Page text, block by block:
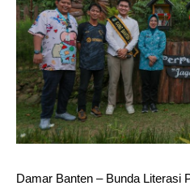
Damar Banten – Bunda Literasi